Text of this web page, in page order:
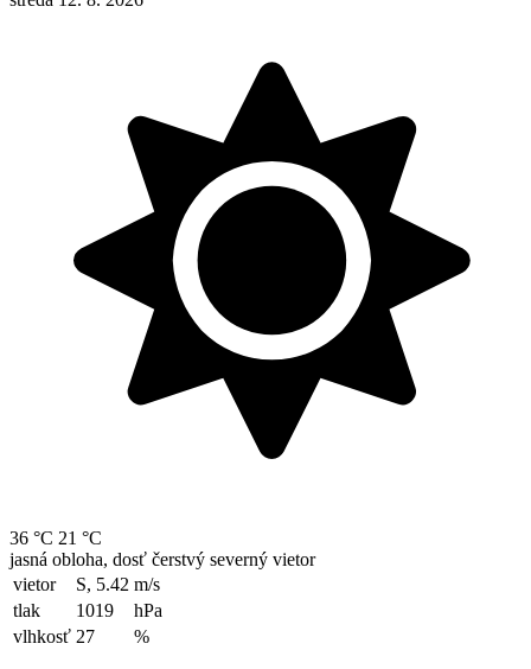
36 °C 21 °C
jasná obloha, dosť čerstvý severný vietor
vietor
S, 5.42 m/s
tlak
1019
hPa
vlhkosť 27 %